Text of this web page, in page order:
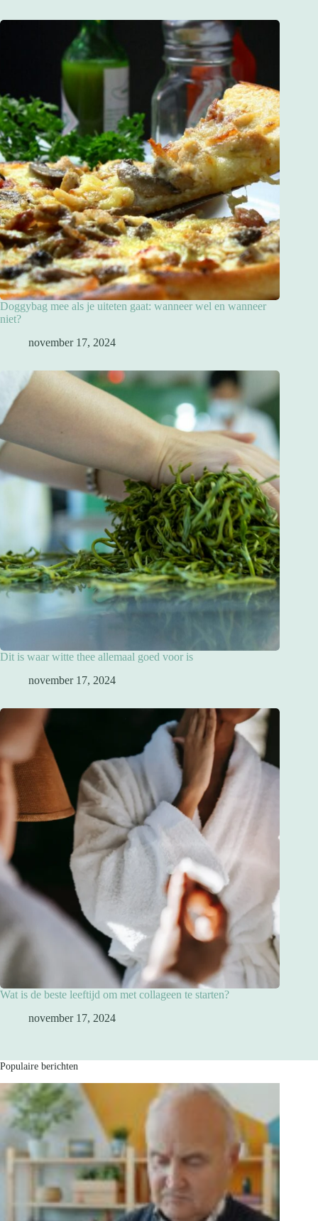
Doggybag mee als je uiteten gaat: wanneer wel en wanneer
niet?
november 17, 2024
Dit is waar witte thee allemaal goed voor is
november 17, 2024
Wat is de beste leeftijd om met collageen te starten?
november 17, 2024
Populaire berichten